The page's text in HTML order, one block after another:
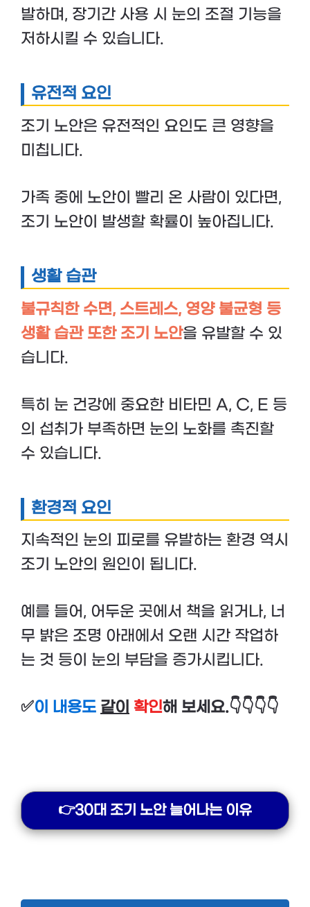
발하며, 장기간 사용 시 눈의 조절 기능을
저하시킬 수 있습니다.
유전적 요인
조기 노안은 유전적인 요인도 큰 영향을
미칩니다.
가족 중에 노안이 빨리 온 사람이 있다면,
조기 노안이 발생할 확률이 높아집니다.
생활 습관
불규칙한 수면, 스트레스, 영양 불균형 등
생활 습관 또한 조기 노안을 유발할 수 있
습니다.
특히 눈 건강에 중요한 비타민 A, C, E 등
의 섭취가 부족하면 눈의 노화를 촉진할
수 있습니다.
환경적 요인
지속적인 눈의 피로를 유발하는 환경 역시
조기 노안의 원인이 됩니다.
예를 들어, 어두운 곳에서 책을 읽거나, 너
무 밝은 조명 아래에서 오랜 시간 작업하
는 것 등이 눈의 부담을 증가시킵니다.
✅이 내용도 같이 확인해 보세요.👇👇👇👇
👉30대 조기 노안 늘어나는 이유